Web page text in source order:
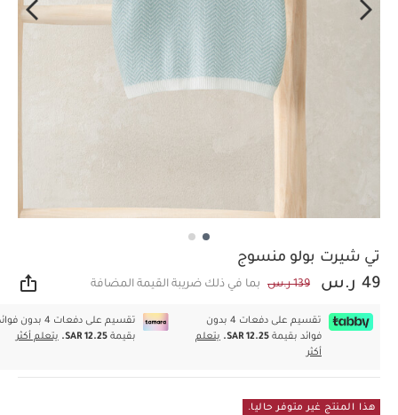
تي شيرت بولو منسوج
49 ر.س 139 ر.س بما في ذلك ضريبة القيمة المضافة
تقسيم على دفعات 4 بدون
فوائد بقيمة SAR 12.25.
يتعلم
أكثر
تقسيم على دفعات 4 بدون
بقيمةSAR 12.25. يتعلم أكثر
هذا المنتج غير متوفر حاليا.